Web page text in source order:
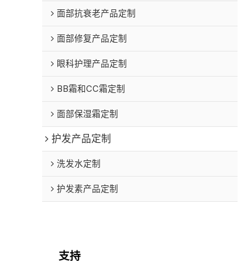
面部抗衰老产品定制
面部修复产品定制
眼科护理产品定制
BB霜和CC霜定制
面部保湿霜定制
护发产品定制
洗发水定制
护发素产品定制
支持